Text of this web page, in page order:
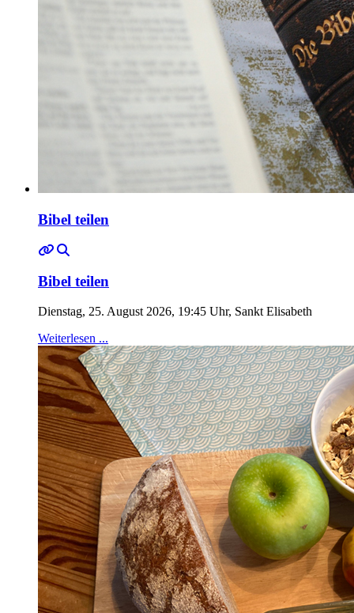
Bibel teilen
Bibel teilen
Dienstag, 25. August 2026, 19:45 Uhr, Sankt Elisabeth
Weiterlesen ...